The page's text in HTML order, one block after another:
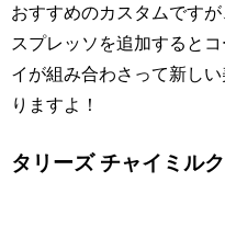
おすすめのカスタムですが
スプレッソを追加すると
イが組み合わさって新し
りますよ！
タリーズ チャイミル